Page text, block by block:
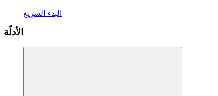
البدء السريع
الأدلّة